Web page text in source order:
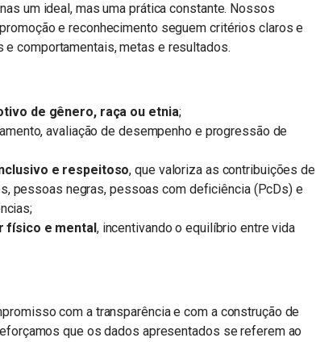
um ideal, mas uma prática constante. Nossos
e reconhecimento seguem critérios claros e
comportamentais, metas e resultados.
de gênero, raça ou etnia;
avaliação de desempenho e progressão de
e respeitoso, que valoriza as contribuições de
pessoas negras, pessoas com deficiência (PcDs) e
físico e mental, incentivando o equilíbrio entre vida
com a transparência e com a construção de
que os dados apresentados se referem ao